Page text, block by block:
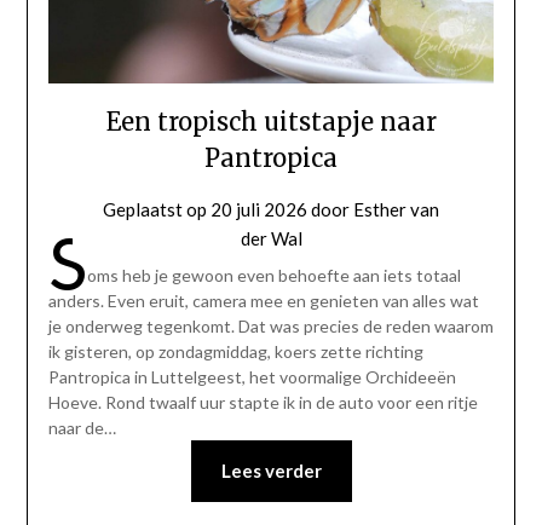
Een tropisch uitstapje naar
Pantropica
Geplaatst op 20 juli 2026 door Esther van
der Wal
Soms heb je gewoon even behoefte aan iets totaal
anders. Even eruit, camera mee en genieten van alles wat
je onderweg tegenkomt. Dat was precies de reden waarom
ik gisteren, op zondagmiddag, koers zette richting
Pantropica in Luttelgeest, het voormalige Orchideeën
Hoeve. Rond twaalf uur stapte ik in de auto voor een ritje
naar de…
Lees verder